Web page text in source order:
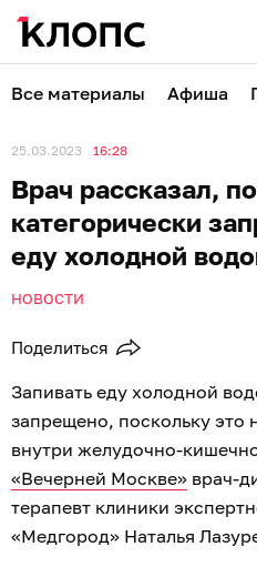
Все материалы Афиша
25.03.2023 16:28
Врач рассказал,
категорически
еду холодной
НОВОСТИ
Поделиться
Запивать еду холодной
запрещено, поскольку это
внутри желудочно-
«Вечерней Москве» врач-
терапевт клиники
«Медгород» Наталья